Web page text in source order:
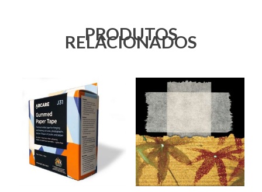
PRODUTOS
RELACIONADOS